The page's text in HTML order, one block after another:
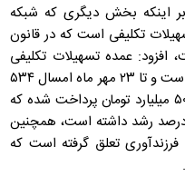
اینکه بخش دیگری که شبکه
تکلیفی است که در قانون
است، افزود: عمده تسهیلات تکلیفی
تسهیلات مربوط به ازدواج و فرزندآوری است و تا ۲۳ مهر ماه امسال ۵۳۴
هزار فقره وام ازدواج به مبلغ ۷۳ هزار ۵۰۰ میلیارد تومان پرداخت شده که
به مدت مشابه سال گذشته ۵۵ درصد رشد داشته است، همچنین
فرزندآوری تعلق گرفته است که